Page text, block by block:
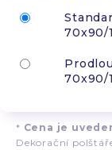
70x90/
70x90/
* Cena je
Dekorační